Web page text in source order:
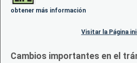
obtener más información
Visitar la Página
Cambios importantes en el